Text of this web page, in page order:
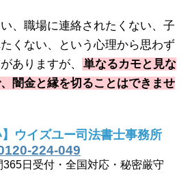
、職場に連絡されたくない、子
くない、という心理から思わず
ありますが、
単なるカモと見な
闇金と縁を切ることはできませ
】ウイズユー司法書士事務所
224-049
日受付・全国対応・秘密厳守